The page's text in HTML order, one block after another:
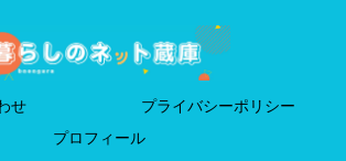
せ
プライバシーポリシー
プロフィール